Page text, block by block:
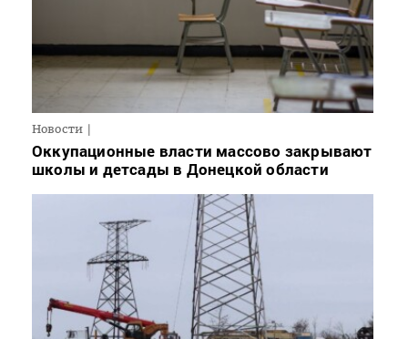
Новости
Оккупационные власти массово закрывают
школы и детсады в Донецкой области